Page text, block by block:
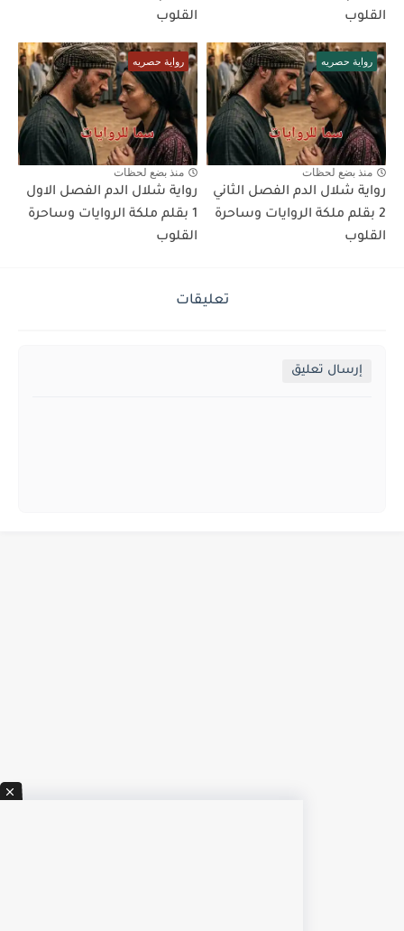
القلوب
القلوب
رواية حصريه
منذ بضع لحظات
رواية شلال الدم الفصل الثاني
2 بقلم ملكة الروايات وساحرة
القلوب
رواية حصريه
منذ بضع لحظات
رواية شلال الدم الفصل الاول
1 بقلم ملكة الروايات وساحرة
القلوب
تعليقات
إرسال تعليق